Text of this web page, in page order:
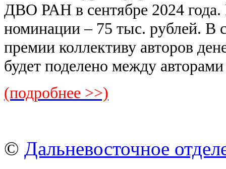
ДВО РАН в сентябре 2024
номинации – 75 тыс. рублей. В
премии коллективу авторов
будет поделено между
(подробнее >>)
© Дальневосточное